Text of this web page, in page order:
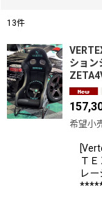
表示数:
並び順:
13件
ショ
希望小
Ｔ
レ